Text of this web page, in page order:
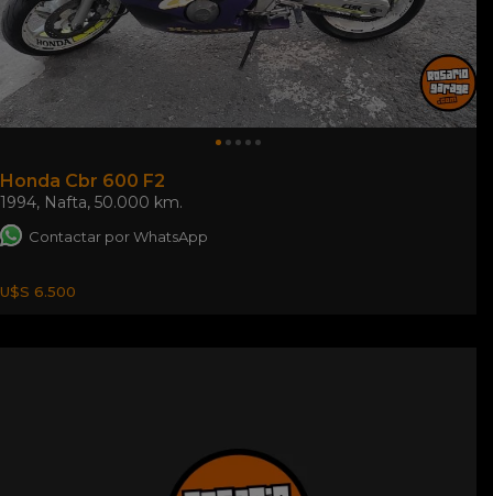
Honda Cbr 600 F2
1994, Nafta, 50.000 km.
Contactar por WhatsApp
U$S 6.500